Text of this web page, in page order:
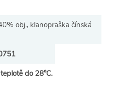
obj., klanopraška čínská
do 28°C.